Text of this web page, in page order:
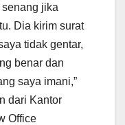
jika
Dia kirim surat
tidak gentar,
benar dan
saya imani,”
dari Kantor
Office